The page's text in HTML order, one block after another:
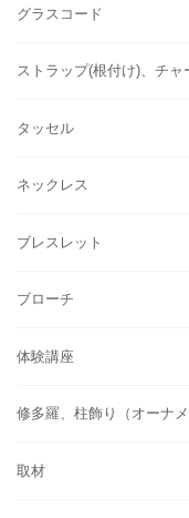
グラスコード
ストラップ(根付け)、チャ
タッセル
ネックレス
ブレスレット
ブローチ
体験講座
修多羅、柱飾り（オーナメ
取材